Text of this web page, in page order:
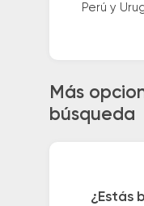
Perú y
Más
búsqueda
¿Estás